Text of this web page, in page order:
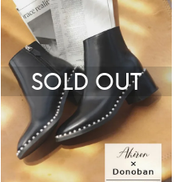
SOLD OUT